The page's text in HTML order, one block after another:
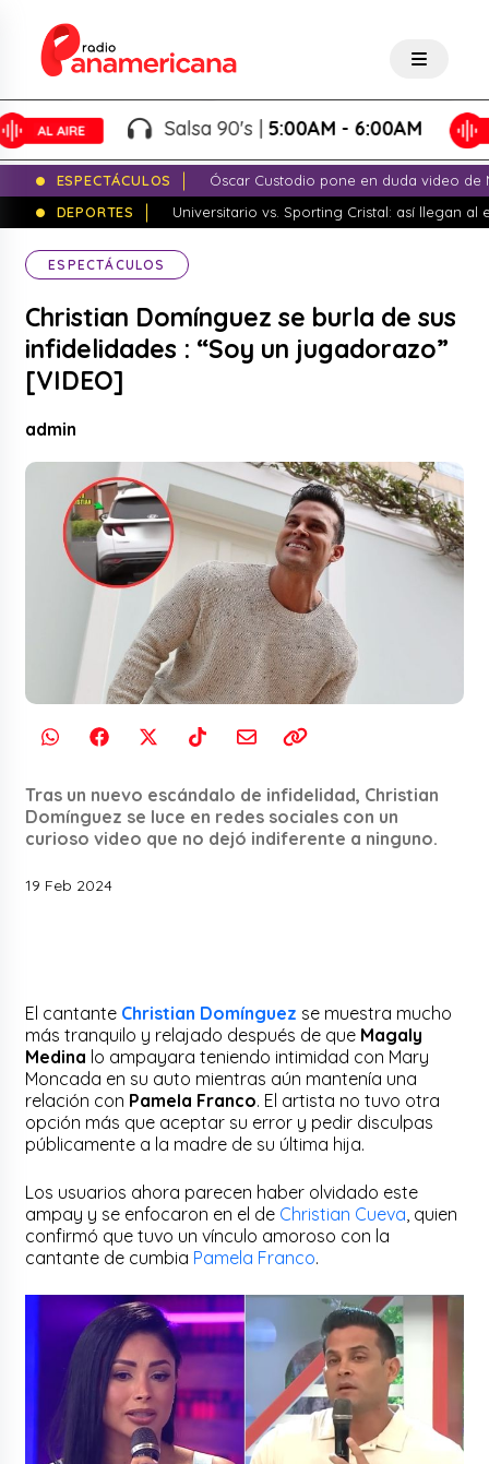
Salsa 90's |5:00AM - 6:00AM
ESPECTÁCULOS
Óscar Custodio pone en duda video de
DEPORTES
Universitario vs. Sporting Cristal: así llegan al
ESPECTÁCULOS
Christian Domínguez se burla de sus
infidelidades : “Soy un jugadorazo”
[VIDEO]
admin
Tras un nuevo escándalo de infidelidad, Christian
Domínguez se luce en redes sociales con un
curioso video que no dejó indiferente a ninguno.
19 Feb 2024
El cantante Christian Domínguez se muestra mucho
más tranquilo y relajado después de que Magaly
Medina lo ampayara teniendo intimidad con Mary
Moncada en su auto mientras aún mantenía una
relación con Pamela Franco. El artista no tuvo otra
opción más que aceptar su error y pedir disculpas
públicamente a la madre de su última hija.
Los usuarios ahora parecen haber olvidado este
ampay y se enfocaron en el de Christian Cueva , quien
confirmó que tuvo un vínculo amoroso con la
cantante de cumbia Pamela Franco.